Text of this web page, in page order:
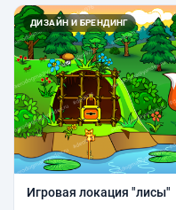
ДИЗАЙН И БРЕНДИНГ
Игровая локация "лисы"